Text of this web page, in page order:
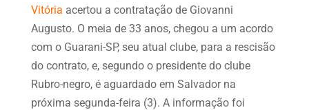
Vitória acertou a contratação de Giovanni
Augusto. O meia de 33 anos, chegou a um acordo
com o Guarani-SP, seu atual clube, para a rescisão
do contrato, e, segundo o presidente do clube
Rubro-negro, é aguardado em Salvador na
próxima segunda-feira (3). A informação foi